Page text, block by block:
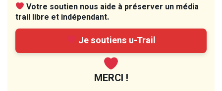
Votre soutien nous aide à préserver un média
trail libre et indépendant.
Je soutiens u-Trail
MERCI !